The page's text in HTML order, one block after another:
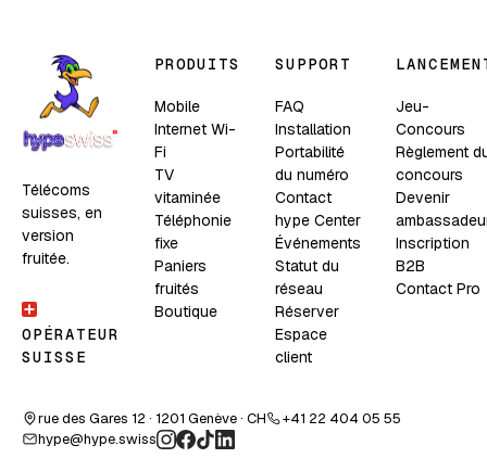
Télécoms
suisses, en
version
fruitée.
OPÉRATEUR
SUISSE
PRODUITS
Mobile
Internet Wi-
Fi
TV
vitaminée
Téléphonie
fixe
Paniers
fruités
Boutique
SUPPORT
FAQ
Installation
Portabilité
du numéro
Contact
hype Center
Événements
Statut du
réseau
Réserver
Espace
client
Jeu-
Concours
Règlement
concours
Devenir
Inscription
B2B
Contact Pro
rue des Gares 12 · 1201 Genève · CH
+41 22 404 05 55
hype@hype.swiss